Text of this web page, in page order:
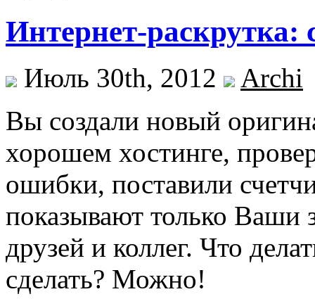
Интернет-раскрутка:
Июль 30th, 2012
Archi
Вы создали новый
хорошем хостинге,
ошибки, поставили
показывают только Ваши
друзей и коллег. Что
сделать? Можно!